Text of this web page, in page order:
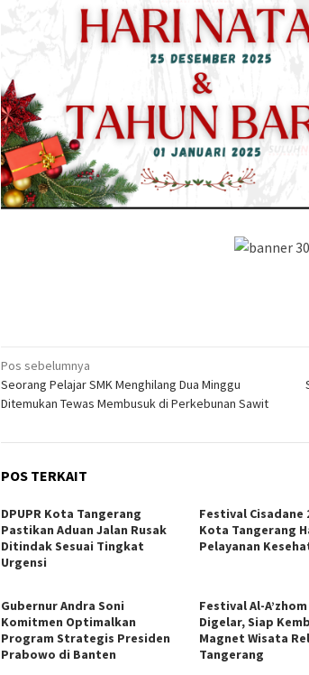
Navigasi
pos
Pos sebelumnya
Seorang Pelajar SMK Menghilang Dua Minggu
Ditemukan Tewas Membusuk di Perkebunan Sawit
POS TERKAIT
DPUPR Kota Tangerang
Pastikan Aduan Jalan Rusak
Ditindak Sesuai Tingkat
Urgensi
Festival Cisadane
Kota Tangerang
Pelayanan
Gubernur Andra Soni
Komitmen Optimalkan
Program Strategis Presiden
Prabowo di Banten
Festival Al-
Digelar, Siap
Magnet Wisata
Tangerang